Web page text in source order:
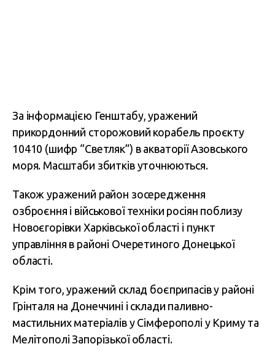
За інформацією Генштабу, уражений
прикордонний сторожовий корабель проєкту
10410 (шифр “Светляк”) в акваторії Азовського
моря. Масштаби збитків уточнюються.
Також уражений район зосередження
озброєння і військової техніки росіян поблизу
Новоєгорівки Харківської області і пункт
управління в районі Очеретиного Донецької
області.
Крім того, уражений склад боєприпасів у районі
Грінталя на Донеччині і склади паливно-
мастильних матеріалів у Сімферополі у Криму та
Мелітополі Запорізької області.